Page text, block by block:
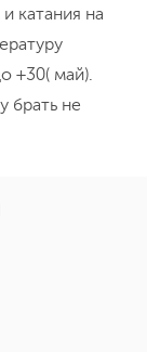
катания на
+30( май).
брать не